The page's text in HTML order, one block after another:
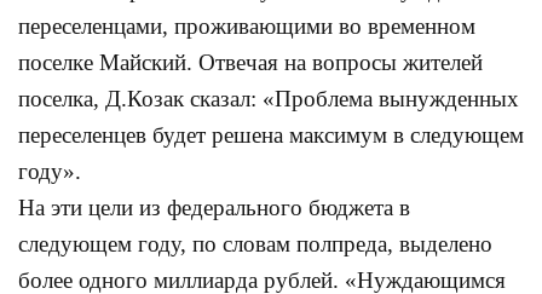
переселенцами, проживающими во временном
поселке Майский. Отвечая на вопросы жителей
поселка, Д.Козак сказал: «Проблема вынужденных
переселенцев будет решена максимум в следующем
году».
На эти цели из федерального бюджета в
следующем году, по словам полпреда, выделено
более одного миллиарда рублей. «Нуждающимся